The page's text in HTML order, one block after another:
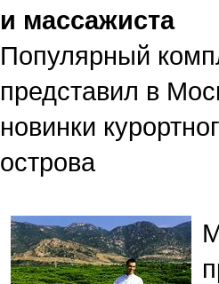
и массажиста
Популярный
представил в
новинки
острова